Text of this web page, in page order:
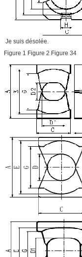
Je suis désolée.
Figure 1 Figure 2 Figure 34